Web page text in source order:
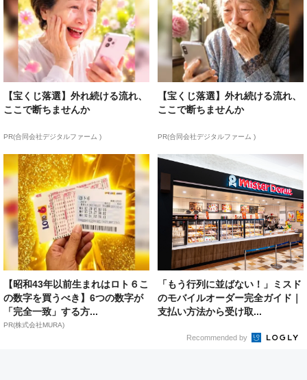
【宝くじ落選】外れ続ける流れ、
ここで断ちませんか
PR(合同会社デジタルファーム )
【宝くじ落選】外れ続ける流れ、
ここで断ちませんか
PR(合同会社デジタルファーム )
【昭和43年以前生まれはロト６こ
の数字を買うべき】6つの数字が
「完全一致」する方...
PR(株式会社MURA)
「もう行列に並ばない！」ミスド
のモバイルオーダー完全ガイド｜
支払い方法から受け取...
Recommended by